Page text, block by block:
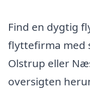
Find en dygtig
flyttefirma med
Olstrup eller
oversigten